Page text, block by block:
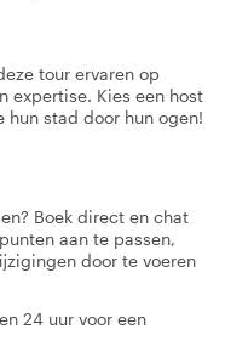
tour ervaren op
expertise. Kies een host
stad door hun ogen!
Boek direct en chat
aan te passen,
door te voeren
24 uur voor een